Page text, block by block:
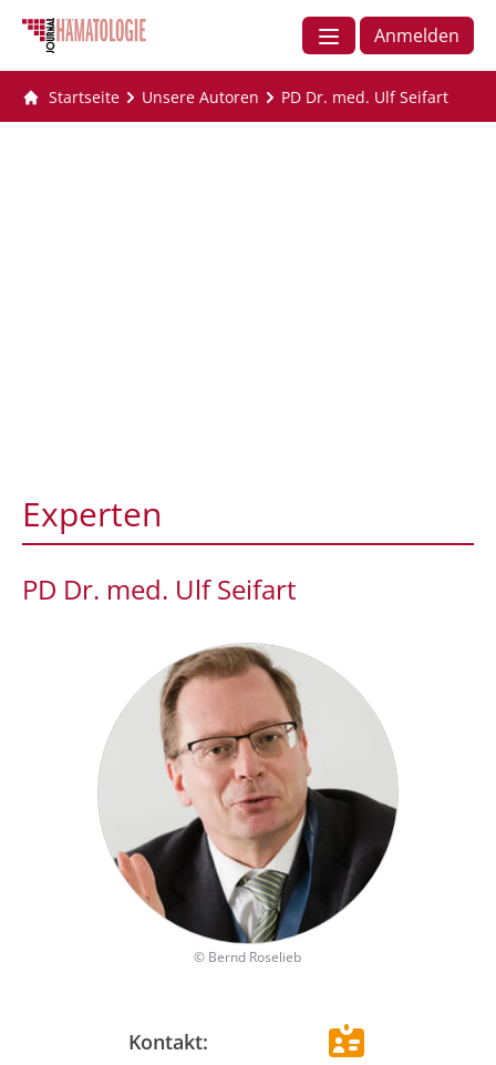
Anmelden
Startseite Unsere Autoren PD Dr. med. Ulf Seifart
Experten
PD Dr. med. Ulf Seifart
© Bernd Roselieb
Kontakt: